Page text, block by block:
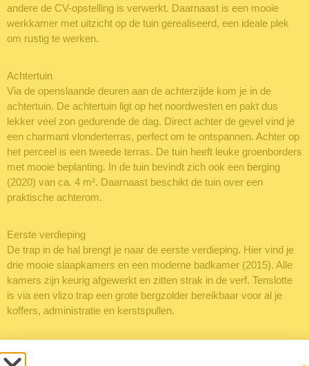
andere de CV-opstelling is verwerkt. Daarnaast is een mooie
werkkamer met uitzicht op de tuin gerealiseerd, een ideale plek
om rustig te werken.
Achtertuin
Via de openslaande deuren aan de achterzijde kom je in de
achtertuin. De achtertuin ligt op het noordwesten en pakt dus
lekker veel zon gedurende de dag. Direct achter de gevel vind je
een charmant vlonderterras, perfect om te ontspannen. Achter op
het perceel is een tweede terras. De tuin heeft leuke groenborders
met mooie beplanting. In de tuin bevindt zich ook een berging
(2020) van ca. 4 m². Daarnaast beschikt de tuin over een
praktische achterom.
Eerste verdieping
De trap in de hal brengt je naar de eerste verdieping. Hier vind je
drie mooie slaapkamers en een moderne badkamer (2015). Alle
kamers zijn keurig afgewerkt en zitten strak in de verf. Tenslotte
is via een vlizo trap een grote bergzolder bereikbaar voor al je
koffers, administratie en kerstspullen.
De slaapkamer aan de voorzijde meet ca. 10 m2. De kamer heeft